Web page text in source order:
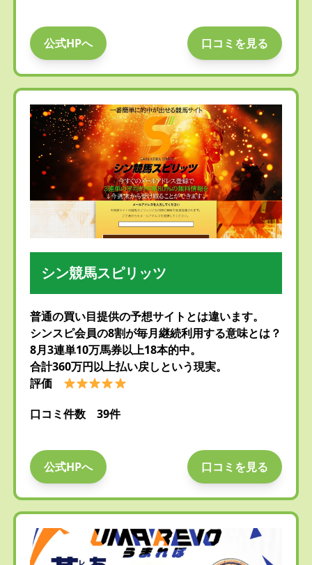
公式HPへ 口コミを見る
シン競馬スピリッツ
普通の買い目提供の予想サイトとは違います。
シンスピ会員の8割が毎月継続利用する意味とは？
8月3連単10万馬券以上18本的中。
合計360万円以上払い戻しという現実。
評価
口コミ件数 39件
公式HPへ 口コミを見る